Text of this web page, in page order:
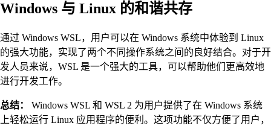
Windows 与 Linux 的和谐共存
通过 Windows WSL，用户可以在 Windows 系统中体验到 Linux
的强大功能，实现了两个不同操作系统之间的良好结合。对于开
发人员来说，WSL 是一个强大的工具，可以帮助他们更高效地
进行开发工作。
总结：
Windows WSL 和 WSL 2 为用户提供了在 Windows 系统
上轻松运行 Linux 应用程序的便利。这项功能不仅方便了用户，